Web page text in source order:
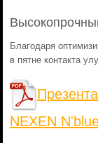
Благодаря
в пятне контакта
NEXEN